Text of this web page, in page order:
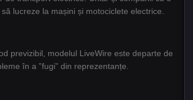
lucreze la mașini și motociclete electrice.
previzibil, modelul LiveWire este departe de
în a ”fugi” din reprezentanțe.